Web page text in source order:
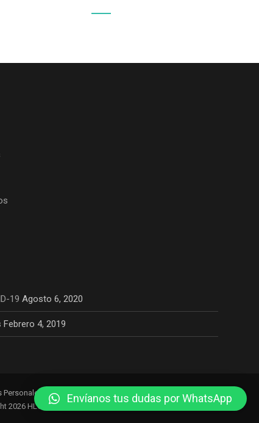
19 Agosto 6, 2020
Febrero 4, 2019
2026 HLC ROOSEVELT EIRL. Todos los derechos reservados
Envíanos tus dudas por WhatsApp